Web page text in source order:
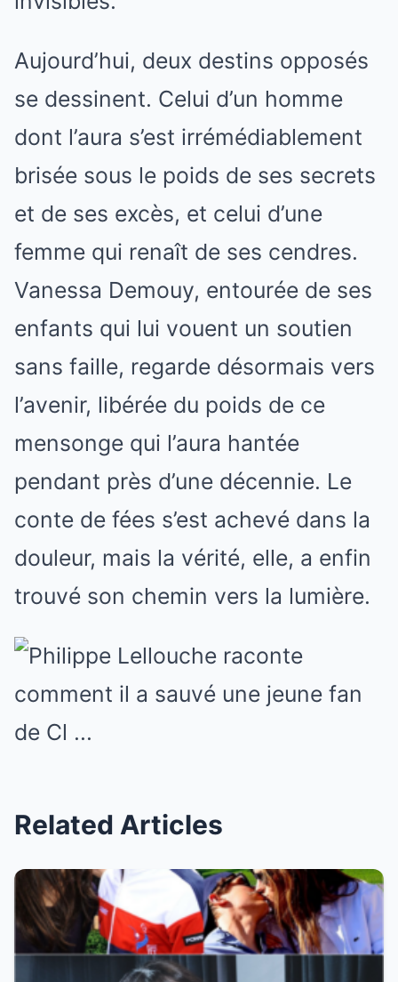
Aujourd’hui, deux destins opposés
se dessinent. Celui d’un homme
dont l’aura s’est irrémédiablement
brisée sous le poids de ses secrets
et de ses excès, et celui d’une
femme qui renaît de ses cendres.
Vanessa Demouy, entourée de ses
enfants qui lui vouent un soutien
sans faille, regarde désormais vers
l’avenir, libérée du poids de ce
mensonge qui l’aura hantée
pendant près d’une décennie. Le
conte de fées s’est achevé dans la
douleur, mais la vérité, elle, a enfin
trouvé son chemin vers la lumière.
Related Articles